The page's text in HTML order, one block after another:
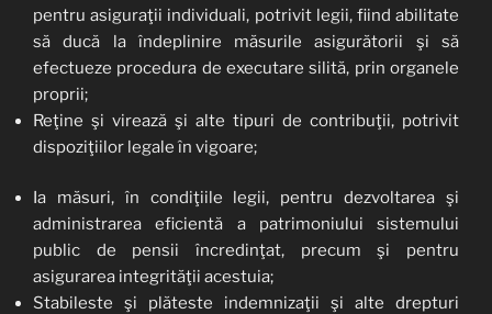
pentru asiguraţii individuali, potrivit legii, fiind abilitate
să ducă la îndeplinire măsurile asigurătorii şi să
efectueze procedura de executare silită, prin organele
proprii;
Reţine şi virează şi alte tipuri de contribuţii, potrivit
dispoziţiilor legale în vigoare;
Ia măsuri, în condiţiile legii, pentru dezvoltarea şi
administrarea eficientă a patrimoniului sistemului
public de pensii încredinţat, precum şi pentru
asigurarea integrităţii acestuia;
Stabileste şi plăteste indemnizaţii şi alte drepturi